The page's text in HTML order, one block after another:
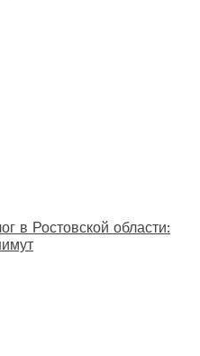
в Ростовской области: